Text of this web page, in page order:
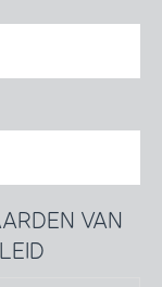
VAN